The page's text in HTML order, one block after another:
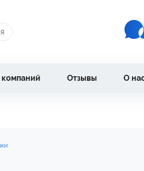
компаний Отзывы О